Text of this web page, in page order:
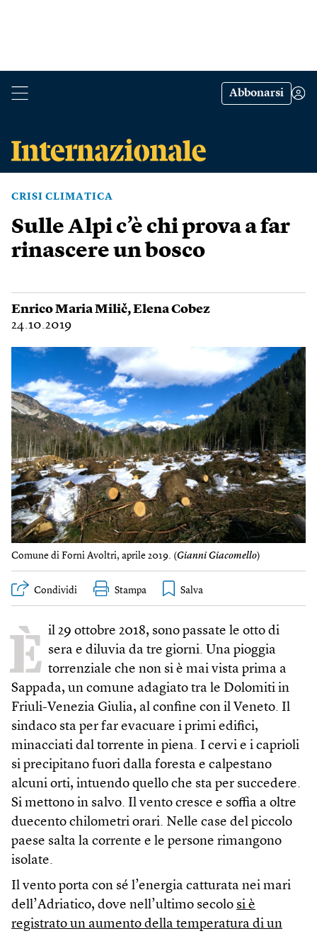
Abbonarsi
CRISI CLIMATICA
Sulle Alpi c’è chi prova a far
rinascere un bosco
Enrico Maria Milič,Elena Cobez
24.10.2019
Comune di Forni Avoltri, aprile 2019. (Gianni Giacomello)
Condividi Stampa
È il 29 ottobre 2018, sono passate le otto di
sera e diluvia da tre giorni. Una pioggia
torrenziale che non si è mai vista prima a
Sappada, un comune adagiato tra le Dolomiti in
Friuli-Venezia Giulia, al confine con il Veneto. Il
sindaco sta per far evacuare i primi edifici,
minacciati dal torrente in piena. I cervi e i caprioli
si precipitano fuori dalla foresta e calpestano
alcuni orti, intuendo quello che sta per succedere.
Si mettono in salvo. Il vento cresce e soffia a oltre
duecento chilometri orari. Nelle case del piccolo
paese salta la corrente e le persone rimangono
isolate.
Il vento porta con sé l’energia catturata nei mari
dell’Adriatico, dove nell’ultimo secolo si è
registrato un aumento della temperatura di un